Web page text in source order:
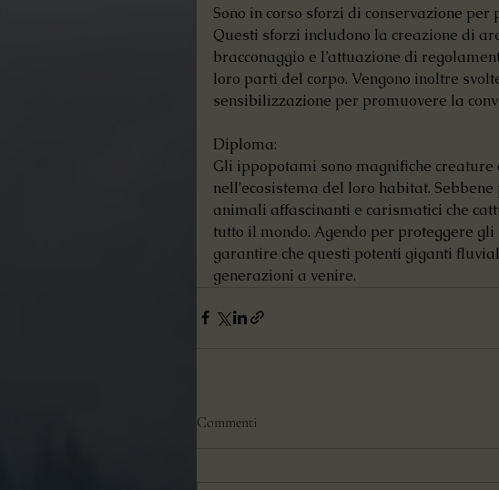
Sono in corso sforzi di conservazione
Questi sforzi includono la creazione di
bracconaggio e l’attuazione di
loro parti del corpo. Vengono inoltre
sensibilizzazione per promuovere la
Diploma:
Gli ippopotami sono magnifiche
nell'ecosistema del loro habitat.
animali affascinanti e carismatici che
tutto il mondo. Agendo per proteggere
garantire che questi potenti giganti
generazioni a venire.
Commenti